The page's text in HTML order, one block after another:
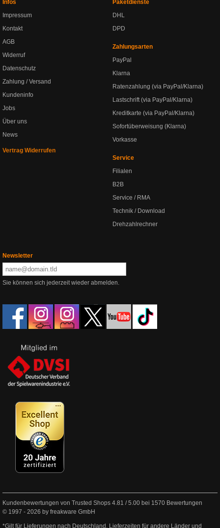
Infos
Impressum
Kontakt
AGB
Widerruf
Datenschutz
Zahlung / Versand
Kundeninfo
Jobs
Über uns
News
Vertrag Widerrufen
Paketdienste
DHL
DPD
Zahlungsarten
PayPal
Klarna
Ratenzahlung (via PayPal/Klarna)
Lastschrift (via PayPal/Klarna)
Kreditkarte (via PayPal/Klarna)
Sofortüberweisung (Klarna)
Vorkasse
Service
Filialen
B2B
Service / RMA
Technik / Download
Drehzahlrechner
Newsletter
Sie können sich jederzeit wieder abmelden.
Kundenbewertungen von Trusted Shops 4.81 /5.00 bei 1570 Bewertungen
© 1997 - 2026 by freakware GmbH
*Gilt für Lieferungen nach Deutschland. Lieferzeiten für andere Länder und